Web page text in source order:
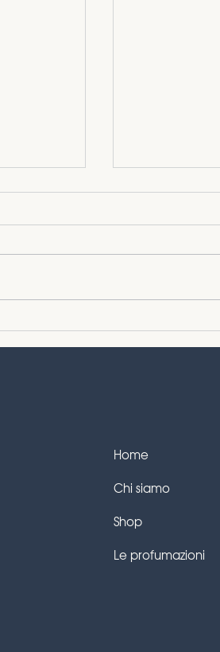
Home
Chi siamo
Shop
Le profumazioni